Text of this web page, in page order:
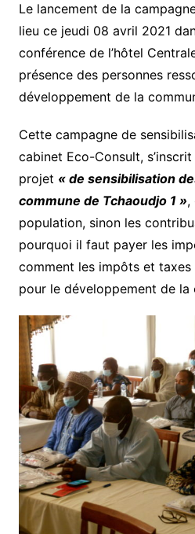
Le lancement de la
lieu ce jeudi 08 avril 2021
conférence de l’hôtel
présence des personnes
développement de la
Cette campagne de
cabinet Eco-Consult,
projet « de sensibilisation
commune de Tchaoudjo 1 »,
population, sinon les
pourquoi il faut payer les
comment les impôts et
pour le développement de la